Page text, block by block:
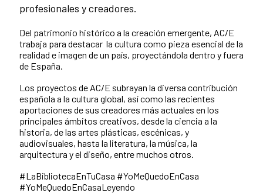
profesionales y creadores.
Del patrimonio histórico a la creación emergente, AC/E
trabaja para destacar la cultura como pieza esencial de la
realidad e imagen de un país, proyectándola dentro y fuera
de España.
Los proyectos de AC/E subrayan la diversa contribución
española a la cultura global, así como las recientes
aportaciones de sus creadores más actuales en los
principales ámbitos creativos, desde la ciencia a la
historia, de las artes plásticas, escénicas, y
audiovisuales, hasta la literatura, la música, la
arquitectura y el diseño, entre muchos otros.
#LaBibliotecaEnTuCasa #YoMeQuedoEnCasa
#YoMeQuedoEnCasaLeyendo